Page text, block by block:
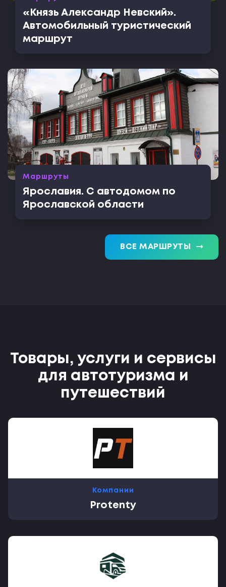
«Князь Александр Невский».
Автомобильный туристический
маршрут
Маршруты
Ярославия. С автодомом по
Ярославской области
ВСЕ МАРШРУТЫ trending_flat
Товары, услуги и сервисы
для автотуризма и
путешествий
Компании
Protenty